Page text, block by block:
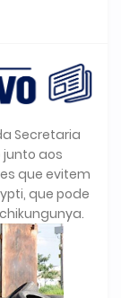
Secretaria
aos
que evitem
que pode